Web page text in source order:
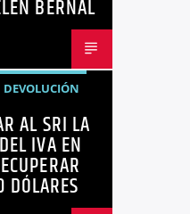
BERNAL
DEVOLUCIÓN
NOTICIAS
AL SRI LA
IVA EN